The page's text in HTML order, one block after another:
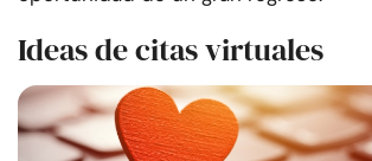
Ideas de citas virtuales